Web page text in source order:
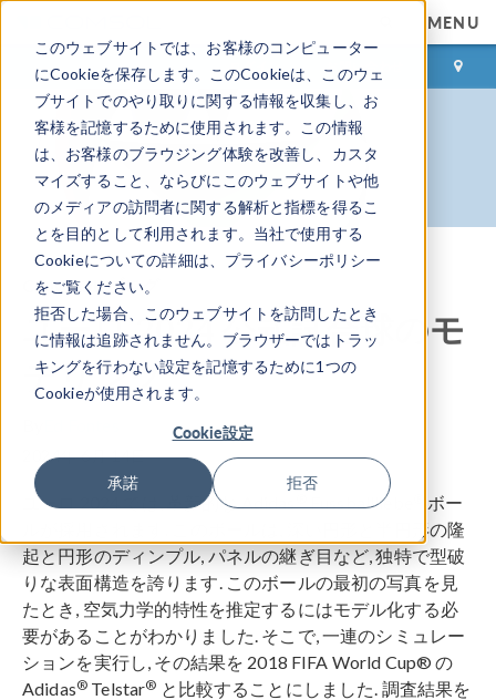
このウェブサイトでは、お客様のコンピューター
にCookieを保存します。このCookieは、このウェ
ブサイトでのやり取りに関する情報を収集し、お
客様を記憶するために使用されます。この情報
は、お客様のブラウジング体験を改善し、カスタ
マイズすること、ならびにこのウェブサイトや他
のメディアの訪問者に関する解析と指標を得るこ
とを目的として利用されます。当社で使用する
Cookieについての詳細は、プライバシーポリシー
をご覧ください。
拒否した場合、このウェブサイトを訪問したとき
に情報は追跡されません。ブラウザーではトラッ
キングを行わない設定を記憶するために1つの
Cookieが使用されます。
Cookie設定
承諾 拒否
MENU
ログイン お問い合わせ
COMSOL ブログ
ユーロ 2024 公式試合球のモ
デリング
2024年 6月 14日
ユーロ 2024 では, 革新的な Adidas Fussballliebe
ボー
ルが採用されます. このボールは, 深い円形と半円形の隆
起と円形のディンプル, パネルの継ぎ目など, 独特で型破
りな表面構造を誇ります. このボールの最初の写真を見
たとき, 空気力学的特性を推定するにはモデル化する必
要があることがわかりました. そこで, 一連のシミュレー
ションを実行し, その結果を 2018 FIFA World Cup® の
Adidas® Telstar® と比較することにしました. 調査結果を